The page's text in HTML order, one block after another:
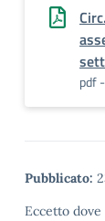
pdf
Pubblicato:
Eccetto